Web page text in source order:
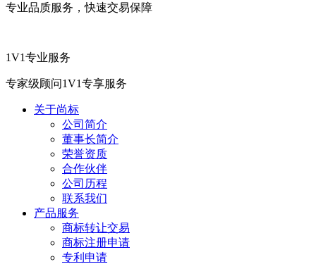
专业品质服务，快速交易保障
1V1专业服务
专家级顾问1V1专享服务
关于尚标
公司简介
董事长简介
荣誉资质
合作伙伴
公司历程
联系我们
产品服务
商标转让交易
商标注册申请
专利申请